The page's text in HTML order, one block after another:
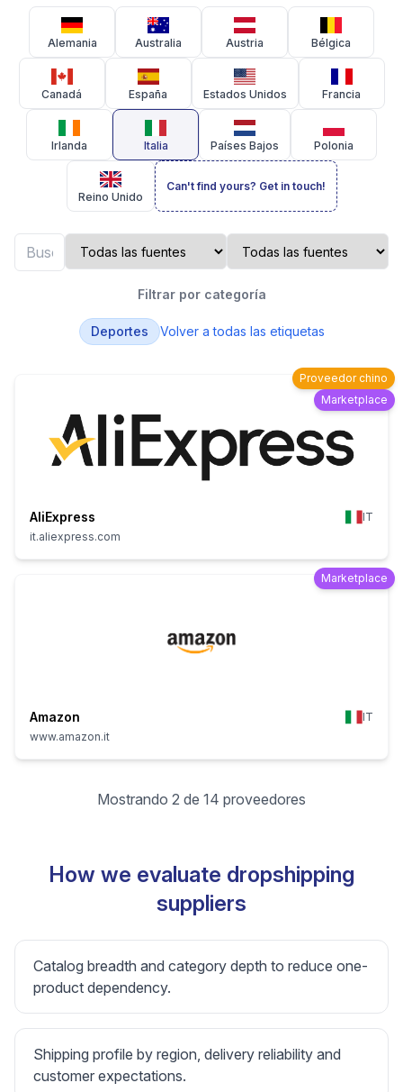
Alemania Australia Austria Bélgica
Canadá España Estados Unidos Francia
Irlanda Italia Países Bajos Polonia
Reino Unido
Can't find yours? Get in touch!
Filtrar por categoría
Deportes Volver a todas las etiquetas
Proveedor chino
Marketplace
AliExpress
IT
it.aliexpress.com
Marketplace
Amazon
IT
www.amazon.it
Mostrando 2 de 14 proveedores
How we evaluate dropshipping
suppliers
Catalog breadth and category depth to reduce one-
product dependency.
Shipping profile by region, delivery reliability and
customer expectations.